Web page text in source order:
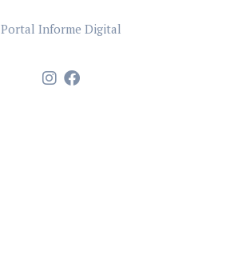
Portal Informe Digital